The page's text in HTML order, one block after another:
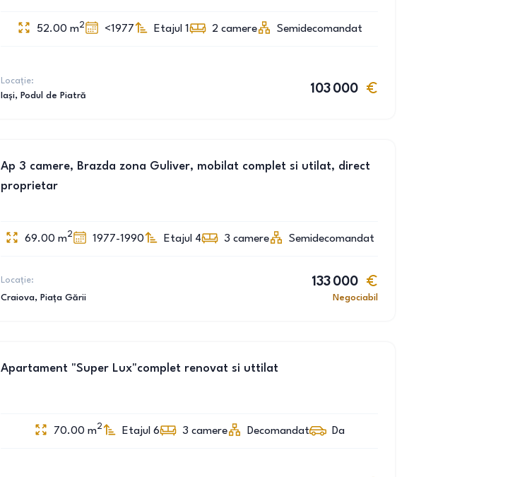
52.00 m2 <1977 Etajul 1 2 camere Semidecomandat
Locație:
Iași, Podul de Piatră
103 000
Ap 3 camere, Brazda zona Guliver, mobilat complet si utilat, direct
proprietar
69.00 m2 1977-1990 Etajul 4 3 camere Semidecomandat
Locație:
Craiova, Piața Gării
133 000
Negociabil
Apartament "Super Lux"complet renovat si uttilat
70.00 m2 Etajul 6 3 camere Decomandat Da